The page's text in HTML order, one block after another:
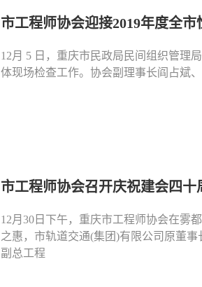
市工程师协会迎接2019年度全
12月 5 日，重庆市民政局民间组织管理
体现场检查工作。协会副理事长阎占斌
市工程师协会召开庆祝建会四十
12月30日下午，重庆市工程师协会在雾
之惠，市轨道交通(集团)有限公司原董
副总工程